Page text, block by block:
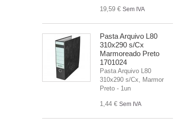
19,59 € Sem IVA
Pasta Arquivo L80
310x290 s/Cx
Marmoreado Preto
1701024
Pasta Arquivo L80
310x290 s/Cx, Marmor
Preto - 1un
1,44 € Sem IVA